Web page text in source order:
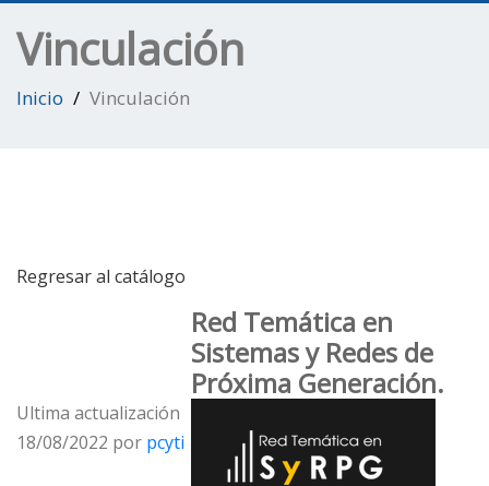
Vinculación
Inicio Vinculación
Regresar al catálogo
Red Temática en
Sistemas y Redes de
Próxima Generación.
Ultima actualización
18/08/2022 por pcyti